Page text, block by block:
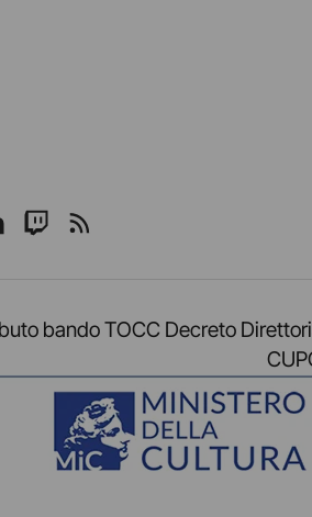
Telegram
su TikTok
su LinkedIn
Seguici su Twitch
Seguici su Rss
bando TOCC Decreto